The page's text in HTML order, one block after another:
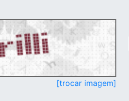
[trocar imagem]